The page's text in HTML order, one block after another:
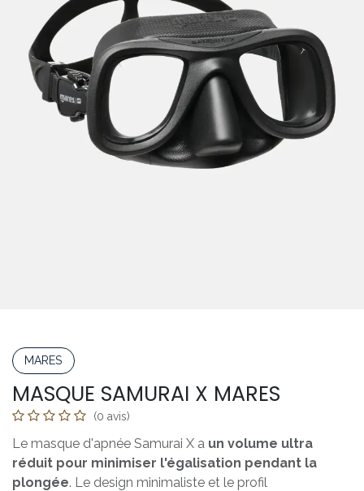
MARES
MASQUE SAMURAI X MARES
(0 avis)
Le masque d'apnée Samurai X a un volume ultra
réduit pour minimiser l'égalisation pendant la
plongée. Le design minimaliste et le profil